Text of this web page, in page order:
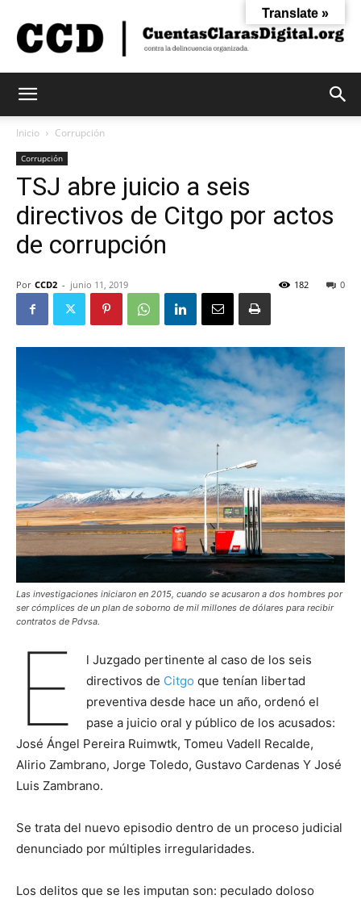
Claras
Inicio Corrupción
Corrupción
TSJ abre juicio a seis
directivos de Citgo por actos
de corrupción
Por CCD2 - junio 11, 2019 0
182
Las investigaciones iniciaron en 2015, cuando se acusaron a dos hombres por
ser cómplices de un plan de soborno de mil millones de dólares para recibir
contratos de Pdvsa.
E
l Juzgado pertinente al caso de los seis
directivos de Citgo que tenían libertad
preventiva desde hace un año, ordenó el
pase a juicio oral y público de los acusados:
José Ángel Pereira Ruimwtk, Tomeu Vadell Recalde,
Alirio Zambrano, Jorge Toledo, Gustavo Cardenas Y José
Luis Zambrano.
Se trata del nuevo episodio dentro de un proceso judicial
denunciado por múltiples irregularidades.
Los delitos que se les imputan son: peculado doloso
Translate »